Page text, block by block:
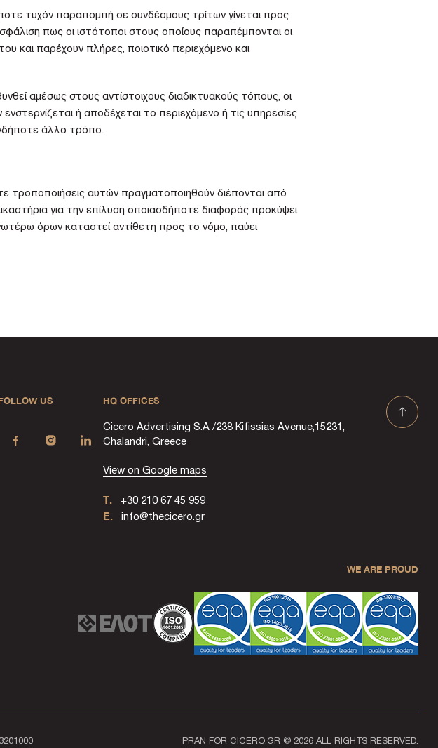
τυχόν παραπομπή σε συνδέσμους τρίτων γίνεται προς
πως οι ιστότοποι στους οποίους παραπέμπονται οι
και παρέχουν πλήρες, ποιοτικό περιεχόμενο και
αμέσως στους αντίστοιχους διαδικτυακούς τόπους, οι
ή αποδέχεται το περιεχόμενο ή τις υπηρεσίες
άλλο τρόπο.
τροποποιήσεις αυτών πραγματοποιηθούν διέπονται από
για την επίλυση οποιασδήποτε διαφοράς προκύψει
όρων καταστεί αντίθετη προς το νόμο, παύει
HQ OFFICES
Cicero Advertising S.A / 238 Kifissias Avenue, 15231,
Chalandri, Greece
View on Google maps
T. +30 210 67 45 959
E. info@thecicero.gr
US
WE ARE PROUD
PRAN FOR CICERO.GR © 2026 ALL RIGHTS RESERVED.